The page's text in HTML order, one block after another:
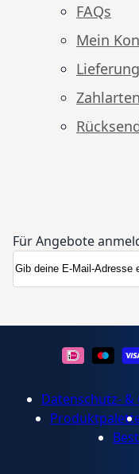
FAQs
Mein
Lieferung
Zahlarten
Für Angebote
Newsletter
Datenschutz- &